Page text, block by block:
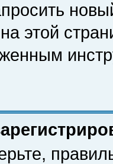
этой